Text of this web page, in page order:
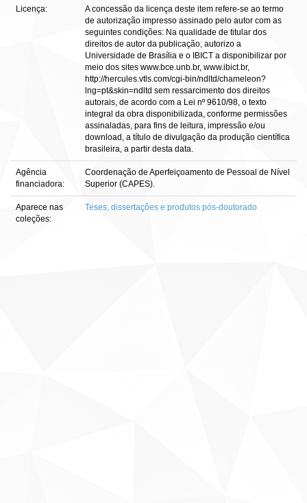
Licença:
A concessão da licença deste item refere-se ao termo
de autorização impresso assinado pelo autor com as
seguintes condições: Na qualidade de titular dos
direitos de autor da publicação, autorizo a
Universidade de Brasília e o IBICT a disponibilizar por
meio dos sites www.bce.unb.br, www.ibict.br,
http://hercules.vtls.com/cgi-bin/ndltd/chameleon?
lng=pt&skin=ndltd sem ressarcimento dos direitos
autorais, de acordo com a Lei nº 9610/98, o texto
integral da obra disponibilizada, conforme permissões
assinaladas, para fins de leitura, impressão e/ou
download, a título de divulgação da produção científica
brasileira, a partir desta data.
Agência
financiadora:
Coordenação de Aperfeiçoamento de Pessoal de Nível
Superior (CAPES).
Aparece nas
coleções:
Teses, dissertações e produtos pós-doutorado